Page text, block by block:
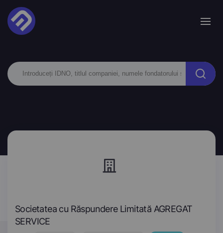
Societatea cu Răspundere Limitată AGREGAT
SERVICE